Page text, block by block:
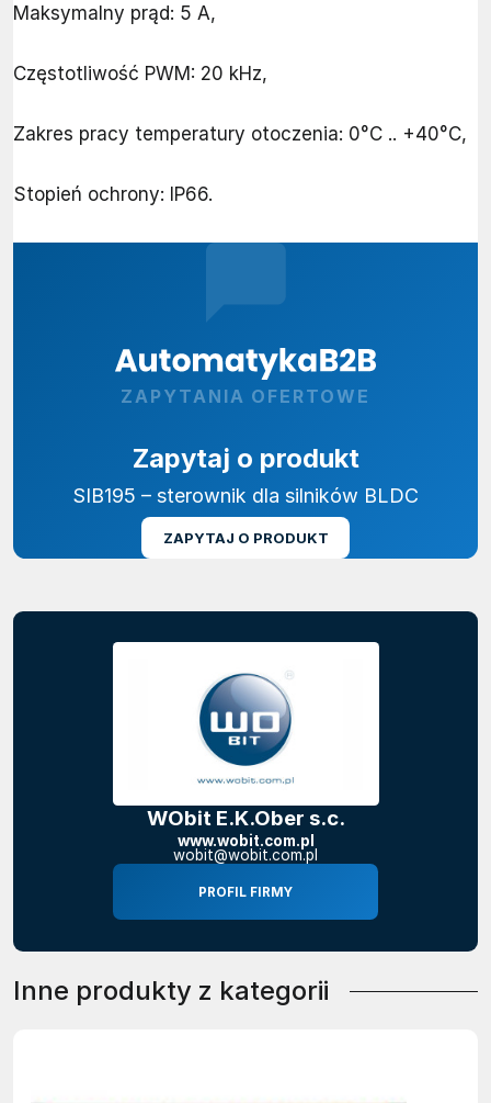
Maksymalny prąd: 5 A,
Częstotliwość PWM: 20 kHz,
Zakres pracy temperatury otoczenia: 0°C .. +40°C,
Stopień ochrony: IP66.
ZAPYTANIA OFERTOWE
Zapytaj o produkt
SIB195 – sterownik dla silników BLDC
ZAPYTAJ O PRODUKT
WObit E.K.Ober s.c.
www.wobit.com.pl
wobit@wobit.com.pl
PROFIL FIRMY
Inne produkty z kategorii